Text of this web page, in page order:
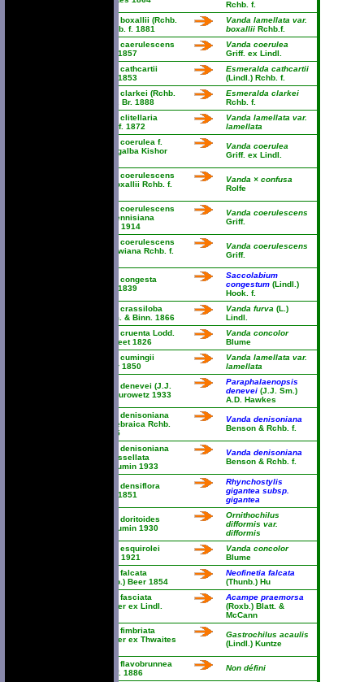
Rchb. f.
Vanda boxallii (Rchb.
f.) Rchb. f. 1881
Vanda lamellata var.
boxallii Rchb.f.
Vanda caerulescens
Lindl. 1857
Vanda coerulea
Griff. ex Lindl.
Vanda cathcartii
Lindl. 1853
Esmeralda cathcartii
(Lindl.) Rchb. f.
Vanda clarkei (Rchb.
f.) N.E. Br. 1888
Esmeralda clarkei
Rchb. f.
Vanda clitellaria
Rchb. f. 1872
Vanda lamellata var.
lamellata
Vanda coerulea f.
luwangalba Kishor
Vanda coerulea
Griff. ex Lindl.
Vanda coerulescens
var. boxallii Rchb. f.
Vanda × confusa
Rolfe
Vanda coerulescens
var. hennisiana
Schltr. 1914
Vanda coerulescens
Griff.
Vanda coerulescens
var. lowiana Rchb. f.
Vanda coerulescens
Griff.
Vanda congesta
Lindl. 1839
Saccolabium
congestum (Lindl.)
Hook. f.
Vanda crassiloba
Teijsm. & Binn. 1866
Vanda furva (L.)
Lindl.
Vanda cruenta Lodd.
ex Sweet 1826
Vanda concolor
Blume
Vanda cumingii
Baxter 1850
Vanda lamellata var.
lamellata
Vanda denevei (J.J.
Sm.) Zurowetz 1933
Paraphalaenopsis
denevei (J.J. Sm.)
A.D. Hawkes
Vanda denisoniana
var. hebraica Rchb.
f. 1885
Vanda denisoniana
Benson & Rchb. f.
Vanda denisoniana
var. tessellata
Guillaumin 1933
Vanda denisoniana
Benson & Rchb. f.
Vanda densiflora
Lindl. 1851
Rhynchostylis
gigantea subsp.
gigantea
Vanda doritoides
Guillaumin 1930
Ornithochilus
difformis var.
difformis
Vanda esquirolei
Schltr. 1921
Vanda concolor
Blume
Vanda falcata
(Thunb.) Beer 1854
Neofinetia falcata
(Thunb.) Hu
Vanda fasciata
Gardner ex Lindl.
Acampe praemorsa
(Roxb.) Blatt. &
McCann
Vanda fimbriata
Gardner ex Thwaites
Gastrochilus acaulis
(Lindl.) Kuntze
Vanda flavobrunnea
Rchb.f. 1886
Non défini